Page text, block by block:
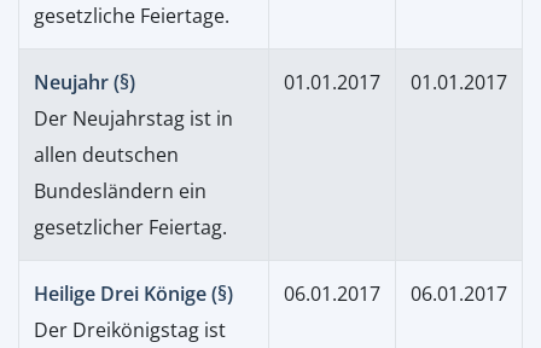
gesetzliche Feiertage.
Neujahr (§)
Der Neujahrstag ist in
allen deutschen
Bundesländern ein
gesetzlicher Feiertag.
01.01.2017 01.01.2017
Heilige Drei Könige (§)
Der Dreikönigstag ist
06.01.2017 06.01.2017